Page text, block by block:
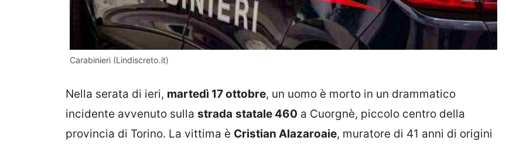
Carabinieri (Lindiscreto.it)
Nella serata di ieri, martedì 17 ottobre, un uomo è morto in un drammatico
incidente avvenuto sulla strada statale 460 a Cuorgnè, piccolo centro della
provincia di Torino. La vittima è Cristian Alazaroaie, muratore di 41 anni di origini